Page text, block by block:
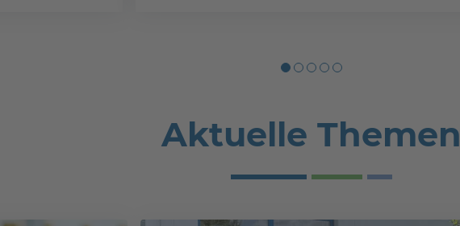
Aktuelle Themen